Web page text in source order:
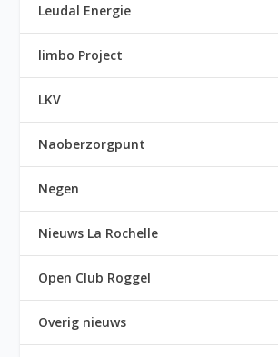
Leudal Energie
limbo Project
LKV
Naoberzorgpunt
Negen
Nieuws La Rochelle
Open Club Roggel
Overig nieuws